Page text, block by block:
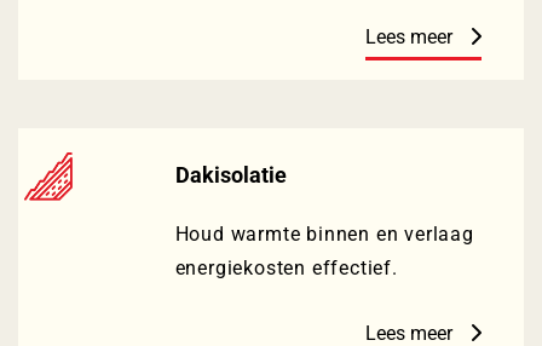
Lees meer
Dakisolatie
Houd warmte binnen en verlaag
energiekosten effectief.
Lees meer